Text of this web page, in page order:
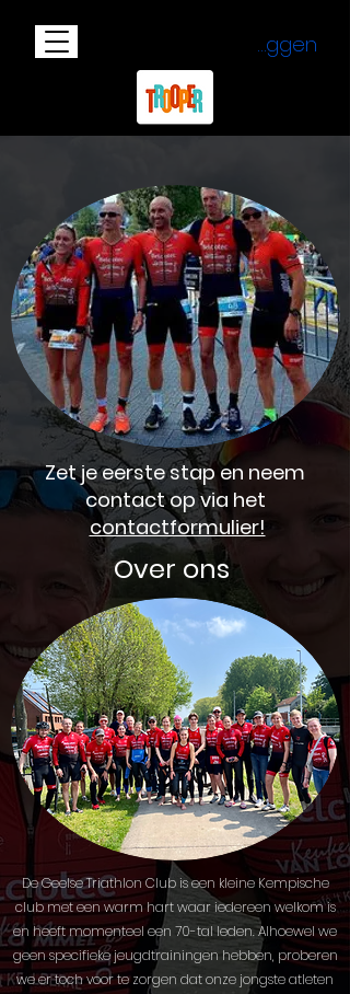
Inloggen
Zet je eerste stap en neem
contact op via het
contactformulier!
Over ons
De Geelse Triathlon Club is een kleine Kempische
club met een warm hart waar iedereen welkom is
en heeft momenteel een 70-tal leden. Alhoewel we
geen specifieke jeugdtrainingen hebben, proberen
we er toch voor te zorgen dat onze jongste atleten